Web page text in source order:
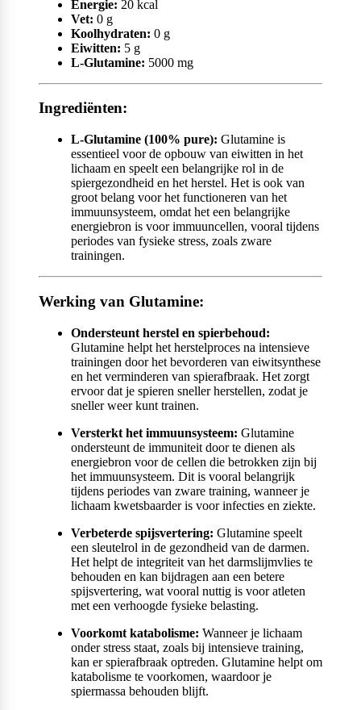
Energie: 20 kcal
Vet: 0 g
Koolhydraten: 0 g
Eiwitten: 5 g
L-Glutamine: 5000 mg
Ingrediënten:
L-Glutamine (100% pure): Glutamine is
essentieel voor de opbouw van eiwitten in het
lichaam en speelt een belangrijke rol in de
spiergezondheid en het herstel. Het is ook van
groot belang voor het functioneren van het
immuunsysteem, omdat het een belangrijke
energiebron is voor immuuncellen, vooral tijdens
periodes van fysieke stress, zoals zware
trainingen.
Werking van Glutamine:
Ondersteunt herstel en spierbehoud:
Glutamine helpt het herstelproces na intensieve
trainingen door het bevorderen van eiwitsynthese
en het verminderen van spierafbraak. Het zorgt
ervoor dat je spieren sneller herstellen, zodat je
sneller weer kunt trainen.
Versterkt het immuunsysteem: Glutamine
ondersteunt de immuniteit door te dienen als
energiebron voor de cellen die betrokken zijn bij
het immuunsysteem. Dit is vooral belangrijk
tijdens periodes van zware training, wanneer je
lichaam kwetsbaarder is voor infecties en ziekte.
Verbeterde spijsvertering: Glutamine speelt
een sleutelrol in de gezondheid van de darmen.
Het helpt de integriteit van het darmslijmvlies te
behouden en kan bijdragen aan een betere
spijsvertering, wat vooral nuttig is voor atleten
met een verhoogde fysieke belasting.
Voorkomt katabolisme: Wanneer je lichaam
onder stress staat, zoals bij intensieve training,
kan er spierafbraak optreden. Glutamine helpt om
katabolisme te voorkomen, waardoor je
spiermassa behouden blijft.